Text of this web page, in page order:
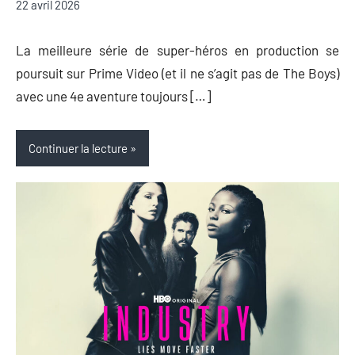
22 avril 2026
Nicolas
Aucun
La meilleure série de super-héros en production se
poursuit sur Prime Video (et il ne s’agit pas de The Boys)
avec une 4e aventure toujours […]
Continuer la lecture